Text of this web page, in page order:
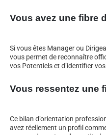
Vous avez une fibre
Si vous êtes Manager ou
vous permet de reconnaître
vos Potentiels et d’identifier
Vous ressentez une
Ce bilan d’orientation
avez réellement un profil